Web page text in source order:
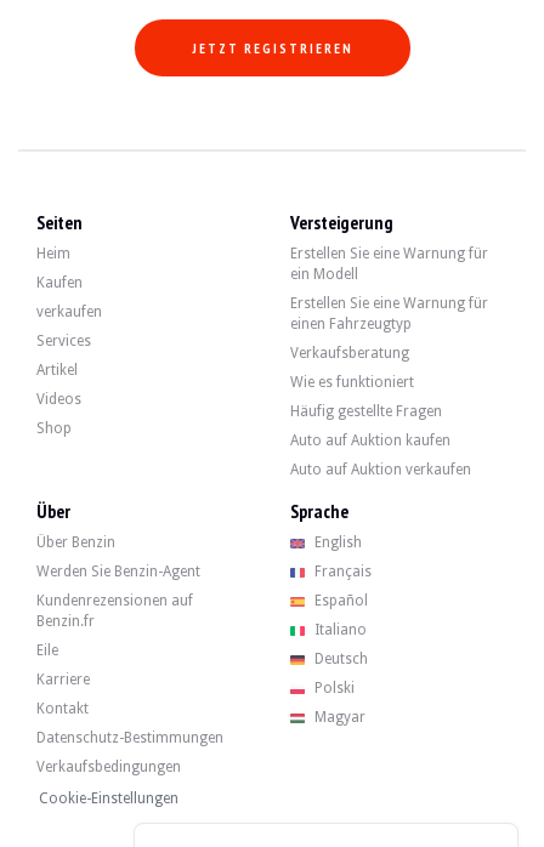
Mercedes-Benz Classe E W123 —
Mercedes-Benz 230C W123 - 1977
10 406 €
Mercedes-Benz 230C W123 - 1977
Mercedes-Benz 300 Turbodiesel W123 - 1983
13 500 €
Mercedes-Benz 300 Turbodiesel W123 - 1983
Mercedes-Benz 250e W123 - 1980
5 000 €
Mercedes-Benz 250e W123 - 1980
JETZT REGISTRIEREN
Seiten
Heim
Kaufen
verkaufen
Services
Artikel
Videos
Shop
Versteigerung
Erstellen Sie eine Warnung für
ein Modell
Erstellen Sie eine Warnung für
einen Fahrzeugtyp
Verkaufsberatung
Wie es funktioniert
Häufig gestellte Fragen
Auto auf Auktion kaufen
Auto auf Auktion verkaufen
Über
Über Benzin
Werden Sie Benzin-Agent
Kundenrezensionen auf
Benzin.fr
Eile
Karriere
Kontakt
Datenschutz-Bestimmungen
Verkaufsbedingungen
Cookie-Einstellungen
Sprache
English
Français
Español
Italiano
Deutsch
Polski
Magyar